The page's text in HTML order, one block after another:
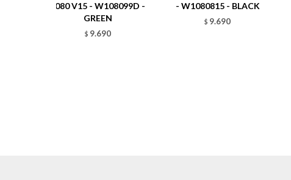
1080 V15 - W108099D -
GREEN
$ 9.690
- W1080815 - BLACK
$ 9.690